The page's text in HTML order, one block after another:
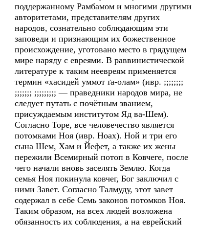
поддержанному Рамбамом и многими другими
авторитетами, представителям других
народов, сознательно соблюдающим эти
заповеди и признающим их божественное
происхождение, уготовано место в грядущем
мире наряду с евреями. В раввинистической
литературе к таким неевреям применяется
термин «хасидей уммот ґа-олам» (ивр. ;;;;;;;;
;;;;;;; ;;;;;;;;; — праведники народов мира, не
следует путать с почётным званием,
присуждаемым институтом Яд ва-Шем).
Согласно Торе, все человечество является
потомками Ноя (ивр. Ноах). Ной и три его
сына Шем, Хам и Йефет, а также их жены
пережили Всемирный потоп в Ковчеге, после
чего начали вновь заселять Землю. Когда
семья Ноя покинула ковчег, Бог заключил с
ними Завет. Согласно Талмуду, этот завет
содержал в себе Семь законов потомков Ноя.
Таким образом, на всех людей возложена
обязанность их соблюдения, а на еврейский